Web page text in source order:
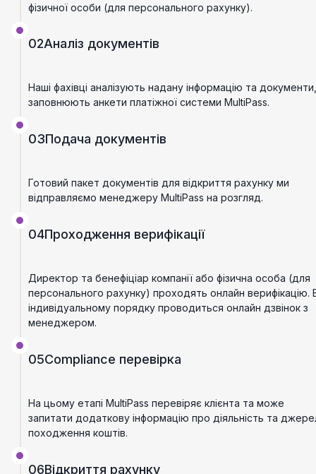
фізичної особи (для персонального рахунку).
02Аналіз документів
Наші фахівці аналізують надану інформацію та документи,
заповнюють анкети платіжної системи MultiPass.
03Подача документів
Готовий пакет документів для відкриття рахунку ми
відправляємо менеджеру MultiPass на розгляд.
04Проходження верифікації
Директор та бенефіціар компанії або фізична особа (для
персонального рахунку) проходять онлайн верифікацію.
індивідуальному порядку проводиться онлайн дзвінок з
менеджером.
05Compliance перевірка
На цьому етапі MultiPass перевіряє клієнта та може
запитати додаткову інформацію про діяльність та
походження коштів.
06Відкриття рахунку